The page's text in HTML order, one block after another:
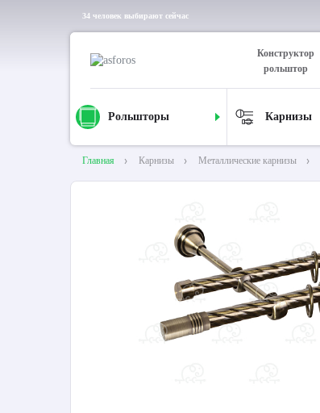
34 человек выбирают сейчас
Конструктор
рольштор
Рольшторы Карнизы
Главная Карнизы Металлические карнизы